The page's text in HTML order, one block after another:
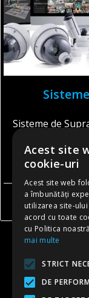
Sisteme de
pentru
Posts
Acest site
cookie-uri
Acest site web
a îmbunătăți
utilizarea site-
acord cu toate
cu Politica
mai multe
STRICT
DE